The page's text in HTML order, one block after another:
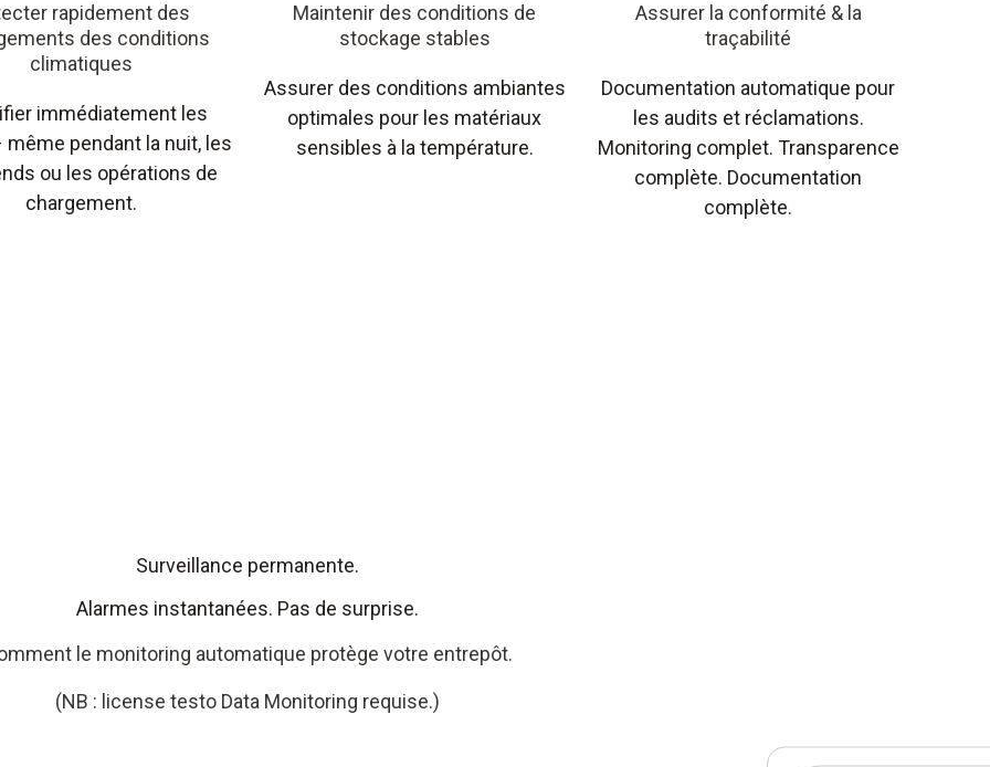
rapidement des
des conditions
climatiques
immédiatement les
pendant la nuit, les
ou les opérations de
chargement.
Maintenir des conditions de
stockage stables
Assurer des conditions ambiantes
optimales pour les matériaux
sensibles à la température.
Assurer la conformité & la
traçabilité
Documentation automatique pour
les audits et réclamations.
Monitoring complet. Transparence
complète. Documentation
complète.
Surveillance permanente.
Alarmes instantanées. Pas de surprise.
le monitoring automatique protège votre entrepôt.
(NB : license testo Data Monitoring requise.)